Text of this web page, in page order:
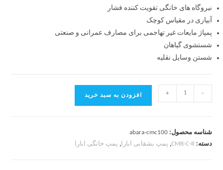
نیروگاه های خانگی تقویت کننده فشار
آبیاری در مقیاس کوچک
پمپاژ مایعات غیر تهاجمی برای مصارف عمرانی و صنعتی
شستشوی گیاهان
شستن وسایل نقلیه
-
+ افزودن به سبد خرید
شناسه محصول:abara-cmc100
دسته:CMB-C-R
, پمپ بشقابی ابارا, پمپ خانگی ابارا